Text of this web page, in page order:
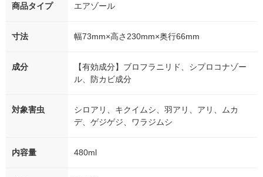
商品タイプ エアゾール
寸法 幅73mm×高さ230mm×奥行66mm
成分
【有効成分】ブロフラニリド、シプロコナゾー
ル、防カビ成分
対象害虫
シロアリ、キクイムシ、羽アリ、アリ、ムカ
デ、ゲジゲジ、ワラジムシ
内容量 480ml